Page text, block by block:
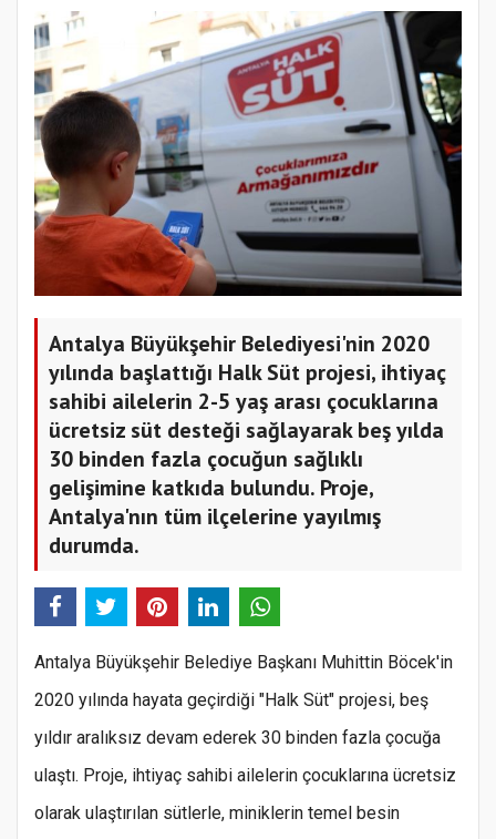
Antalya Büyükşehir Belediyesi'nin 2020
yılında başlattığı Halk Süt projesi, ihtiyaç
sahibi ailelerin 2-5 yaş arası çocuklarına
ücretsiz süt desteği sağlayarak beş yılda
30 binden fazla çocuğun sağlıklı
gelişimine katkıda bulundu. Proje,
Antalya'nın tüm ilçelerine yayılmış
durumda.
Antalya Büyükşehir Belediye Başkanı Muhittin Böcek'in
2020 yılında hayata geçirdiği "Halk Süt" projesi, beş
yıldır aralıksız devam ederek 30 binden fazla çocuğa
ulaştı. Proje, ihtiyaç sahibi ailelerin çocuklarına ücretsiz
olarak ulaştırılan sütlerle, miniklerin temel besin